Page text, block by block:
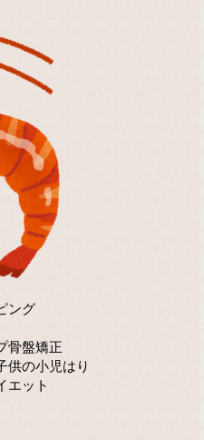
ング
骨盤矯正
供の小児はり
エット